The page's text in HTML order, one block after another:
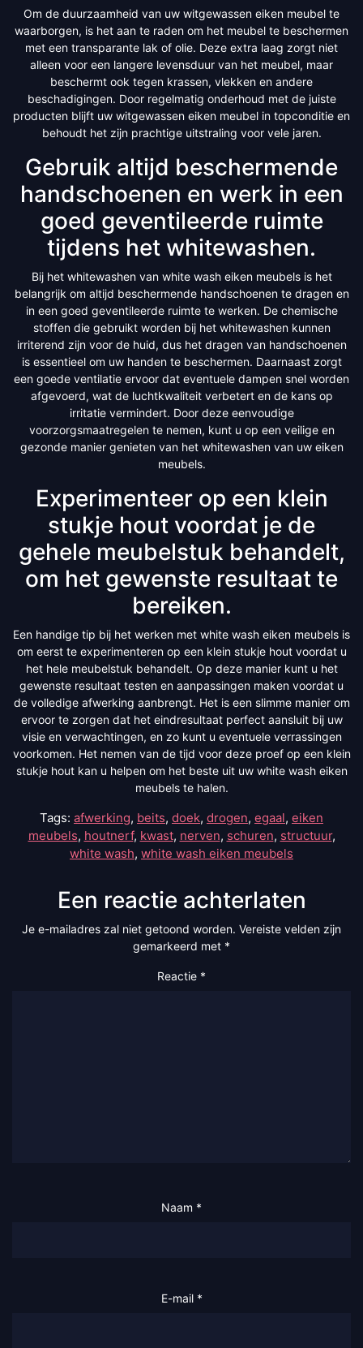
Om de duurzaamheid van uw witgewassen eiken meubel te
waarborgen, is het aan te raden om het meubel te beschermen
met een transparante lak of olie. Deze extra laag zorgt niet
alleen voor een langere levensduur van het meubel, maar
beschermt ook tegen krassen, vlekken en andere
beschadigingen. Door regelmatig onderhoud met de juiste
producten blijft uw witgewassen eiken meubel in topconditie en
behoudt het zijn prachtige uitstraling voor vele jaren.
Gebruik altijd beschermende
handschoenen en werk in een
goed geventileerde ruimte
tijdens het whitewashen.
Bij het whitewashen van white wash eiken meubels is het
belangrijk om altijd beschermende handschoenen te dragen en
in een goed geventileerde ruimte te werken. De chemische
stoffen die gebruikt worden bij het whitewashen kunnen
irriterend zijn voor de huid, dus het dragen van handschoenen
is essentieel om uw handen te beschermen. Daarnaast zorgt
een goede ventilatie ervoor dat eventuele dampen snel worden
afgevoerd, wat de luchtkwaliteit verbetert en de kans op
irritatie vermindert. Door deze eenvoudige
voorzorgsmaatregelen te nemen, kunt u op een veilige en
gezonde manier genieten van het whitewashen van uw eiken
meubels.
Experimenteer op een klein
stukje hout voordat je de
gehele meubelstuk behandelt,
om het gewenste resultaat te
bereiken.
Een handige tip bij het werken met white wash eiken meubels is
om eerst te experimenteren op een klein stukje hout voordat u
het hele meubelstuk behandelt. Op deze manier kunt u het
gewenste resultaat testen en aanpassingen maken voordat u
de volledige afwerking aanbrengt. Het is een slimme manier om
ervoor te zorgen dat het eindresultaat perfect aansluit bij uw
visie en verwachtingen, en zo kunt u eventuele verrassingen
voorkomen. Het nemen van de tijd voor deze proef op een klein
stukje hout kan u helpen om het beste uit uw white wash eiken
meubels te halen.
Tags: afwerking, beits, doek, drogen, egaal, eiken
meubels, houtnerf, kwast, nerven, schuren, structuur,
white wash, white wash eiken meubels
Een reactie achterlaten
Je e-mailadres zal niet getoond worden. Vereiste velden zijn
gemarkeerd met *
Reactie *
Naam *
E-mail *